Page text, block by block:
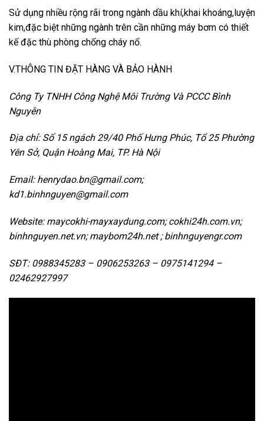
Sử dụng nhiều rộng rãi trong ngành dầu khí,khai khoáng,luyện
kim,đặc biệt những ngành trên cần những máy bơm có thiết
kế đặc thù phòng chống cháy nổ.
V.THÔNG TIN ĐẶT HÀNG VÀ BẢO HÀNH
Công Ty TNHH Công Nghệ Môi Trường Và PCCC Bình
Nguyên
Địa chỉ: Số 15 ngách 29/40 Phố Hưng Phúc, Tổ 25 Phường
Yên Sở, Quận Hoàng Mai, TP. Hà Nội
Email: henrydao.bn@gmail.com;
kd1.binhnguyen@gmail.com
Website: maycokhi-mayxaydung.com; cokhi24h.com.vn;
binhnguyen.net.vn; maybom24h.net ; binhnguyengr.com
SĐT: 0988345283 – 0906253263 – 0975141294 –
02462927997